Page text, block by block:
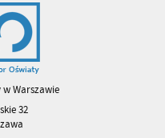
Warszawie
32